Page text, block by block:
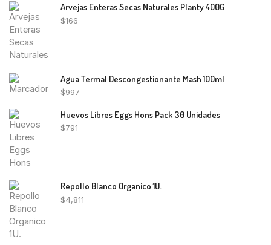
Arvejas Enteras Secas Naturales Planty 400G
$166
Agua Termal Descongestionante Mash 100ml
$997
Huevos Libres Eggs Hons Pack 30 Unidades
$791
Repollo Blanco Organico 1U.
$4,811